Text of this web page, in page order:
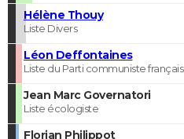
Hélène Thouy
Liste Divers
Léon Deffontaines
Liste du Parti communiste français
Jean Marc Governatori
Liste écologiste
Florian Philippot